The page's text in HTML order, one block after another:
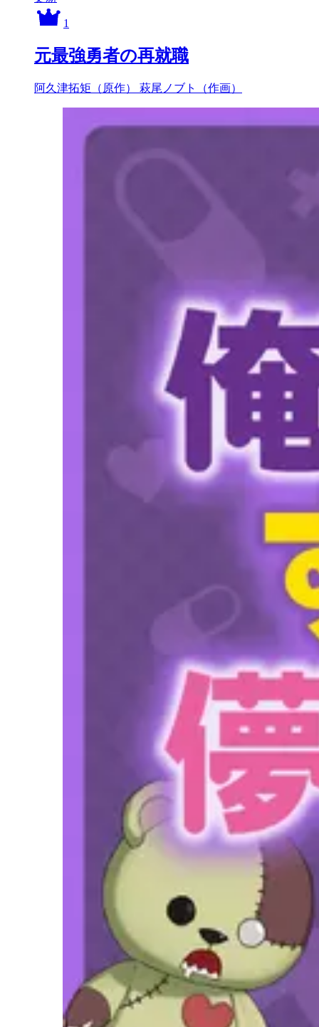
1
元最強勇者の再就職
阿久津拓矩（原作） 萩尾ノブト（作画）